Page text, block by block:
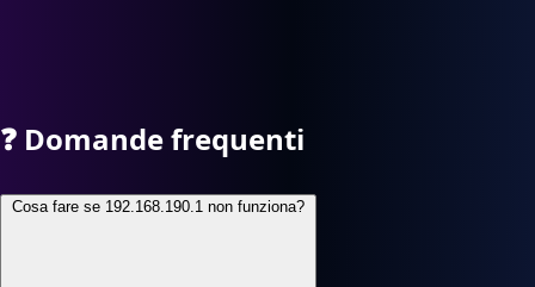
❓ Domande frequenti
Cosa fare se 192.168.190.1 non funziona?